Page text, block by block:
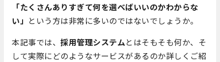
「たくさんありすぎて何を選べばいいのかわからな
い」 という方は非常に多いのではないでしょうか。
本記事では、 採用管理システムとはそもそも何か、そ
して実際にどのようなサービスがあるのか詳しくご紹